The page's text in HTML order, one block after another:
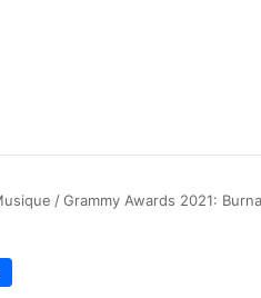
/Grammy Awards 2021: